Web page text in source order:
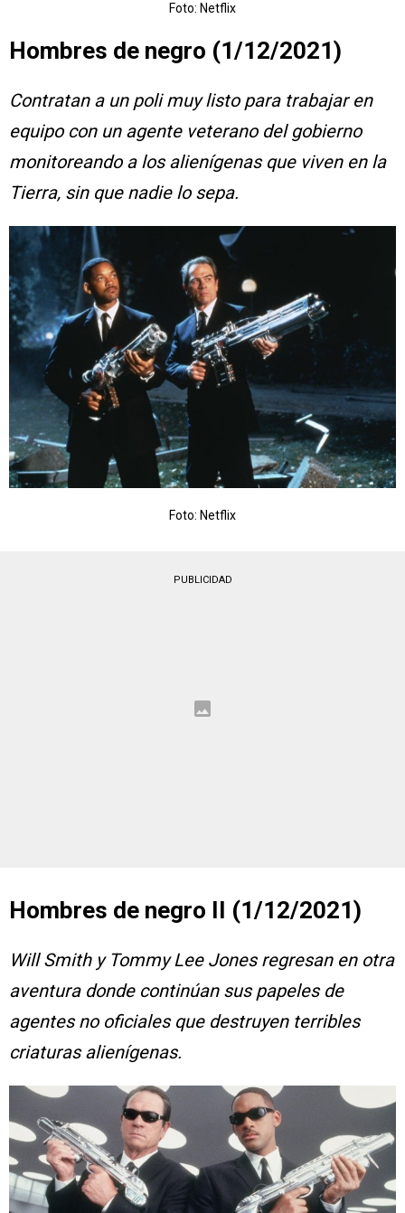
Foto: Netflix
Hombres de negro (1/12/2021)
Contratan a un poli muy listo para trabajar en
equipo con un agente veterano del gobierno
monitoreando a los alienígenas que viven en la
Tierra, sin que nadie lo sepa.
Foto: Netflix
PUBLICIDAD
Hombres de negro II (1/12/2021)
Will Smith y Tommy Lee Jones regresan en otra
aventura donde continúan sus papeles de
agentes no oficiales que destruyen terribles
criaturas alienígenas.